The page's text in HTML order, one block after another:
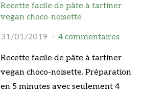
Recette facile de pâte à tartiner
vegan choco-noisette
31/01/2019 4 commentaires
Recette facile de pâte à tartiner
vegan choco-noisette. Préparation
en 5 minutes avec seulement 4